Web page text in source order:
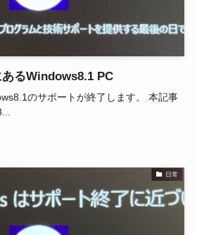
るWindows8.1 PC
のサポートが終了します。 本記事
日常